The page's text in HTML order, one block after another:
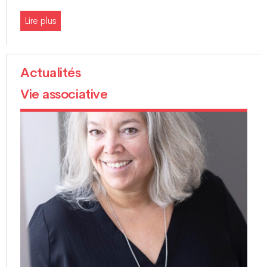
Lire plus
Actualités
Vie associative